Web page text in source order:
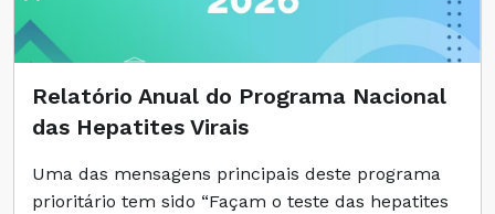
Relatório Anual do Programa Nacional
das Hepatites Virais
Uma das mensagens principais deste programa
prioritário tem sido “Façam o teste das hepatites